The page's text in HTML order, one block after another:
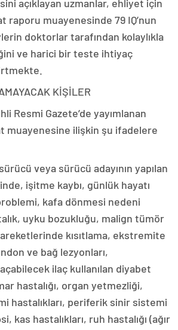
açıklayan uzmanlar, ehliyet için
raporu muayenesinde 79 IQ’nun
doktorlar tarafından kolaylıkla
ve harici bir teste ihtiyaç
KİŞİLER
Resmi Gazete’de yayımlanan
muayenesine ilişkin şu ifadelere
veya sürücü adayının yapılan
işitme kaybı, günlük hayatı
kafa dönmesi nedeni
uyku bozukluğu, malign tümör
kısıtlama, ekstremite
ve bağ lezyonları,
ilaç kullanılan diyabet
hastalığı, organ yetmezliği,
hastalıkları, periferik sinir sistemi
kas hastalıkları, ruh hastalığı (ağır